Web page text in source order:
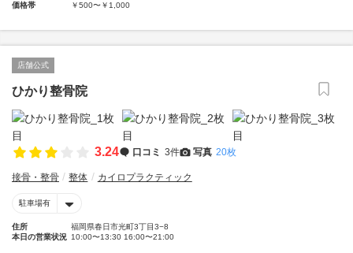
価格帯
￥500〜￥1,000
店舗公式
ひかり整骨院
3.24 口コミ 3件 写真 20枚
接骨・整骨 整体 カイロプラクティック
駐車場有
住所
福岡県春日市光町3丁目3−8
本日の営業状況 10:00〜13:30 16:00〜21:00